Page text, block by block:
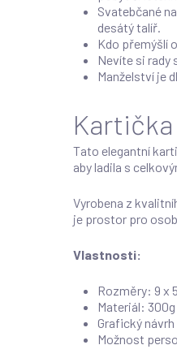
Svatebčané
desátý talíř.
Kdo přemýšlí
Nevíte si rady
Manželství je
Tato elegantní
aby ladila s
Vyrobena z
je prostor pro
Vlastnosti:
Rozměry: 9 x
Materiál:
Grafický
Možnost